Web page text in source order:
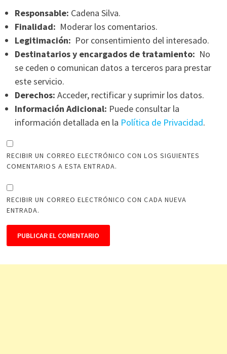
Responsable: Cadena Silva.
Finalidad: Moderar los comentarios.
Legitimación: Por consentimiento del interesado.
Destinatarios y encargados de tratamiento: No
se ceden o comunican datos a terceros para prestar
este servicio.
Derechos: Acceder, rectificar y suprimir los datos.
Información Adicional: Puede consultar la
información detallada en la Política de Privacidad.
RECIBIR UN CORREO ELECTRÓNICO CON LOS SIGUIENTES
COMENTARIOS A ESTA ENTRADA.
RECIBIR UN CORREO ELECTRÓNICO CON CADA NUEVA
ENTRADA.